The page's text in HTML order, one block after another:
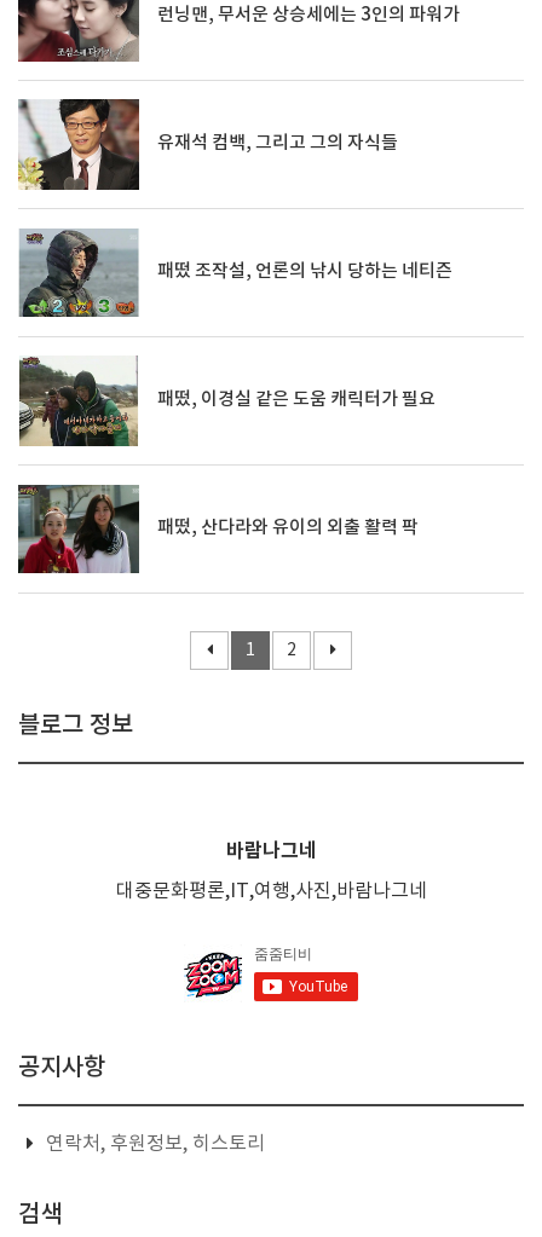
런닝맨, 무서운 상승세에는 3인의 파워가
유재석 컴백, 그리고 그의 자식들
패떴 조작설, 언론의 낚시 당하는 네티즌
패떴, 이경실 같은 도움 캐릭터가 필요
패떴, 산다라와 유이의 외출 활력 팍
1 2
블로그 정보
바람나그네
대중문화평론,IT,여행,사진,바람나그네
공지사항
연락처, 후원정보, 히스토리
검색